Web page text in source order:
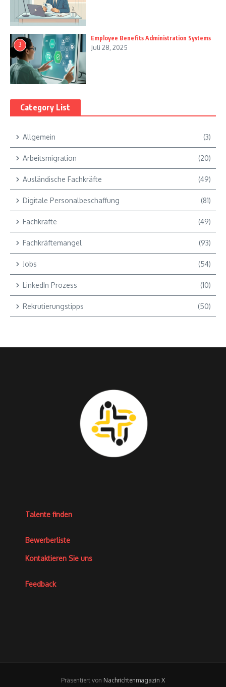
3
Employee Benefits Administration Systems
Juli 28, 2025
Category List
Allgemein (3)
Arbeitsmigration (20)
Ausländische Fachkräfte (49)
Digitale Personalbeschaffung (81)
Fachkräfte (49)
Fachkräftemangel (93)
Jobs (54)
LinkedIn Prozess (10)
Rekrutierungstipps (50)
Talente finden
Bewerberliste
Kontaktieren Sie uns
Feedback
Präsentiert von Nachrichtenmagazin X